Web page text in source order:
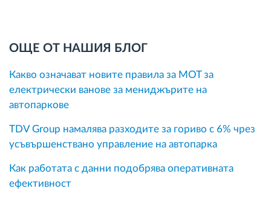
ОЩЕ ОТ НАШИЯ БЛОГ
Какво означават новите правила за MOT за
електрически ванове за мениджърите на
автопаркове
TDV Group намалява разходите за гориво с 6% чрез
усъвършенствано управление на автопарка
Как работата с данни подобрява оперативната
ефективност